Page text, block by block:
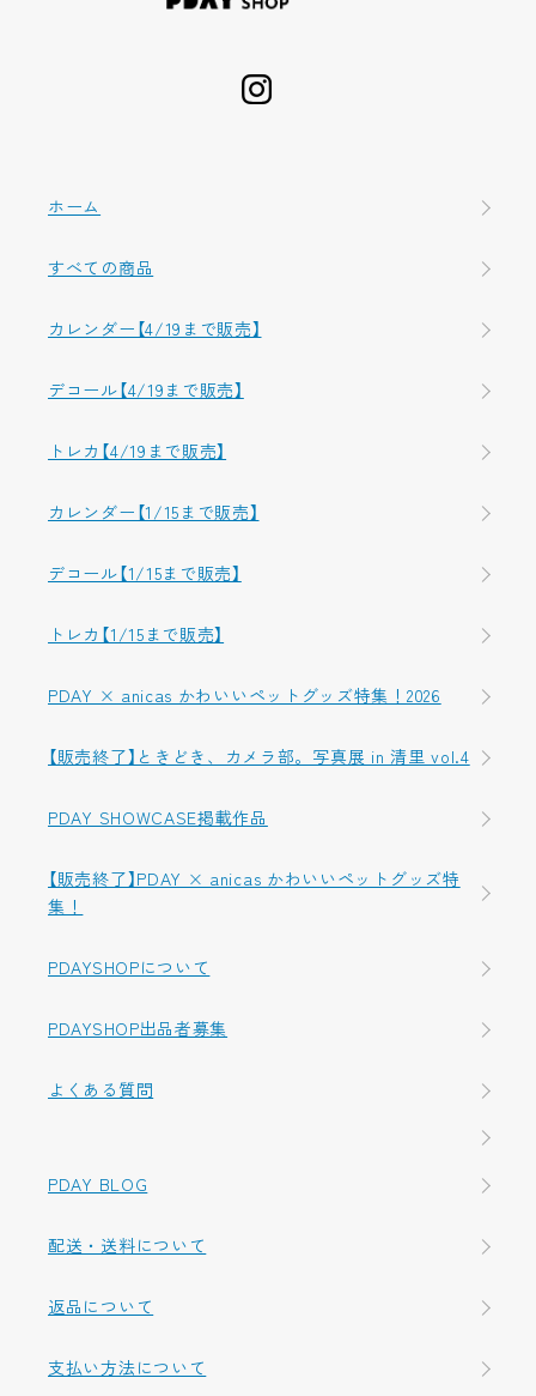
ホーム
すべての商品
カレンダー【4/19まで販売】
デコール【4/19まで販売】
トレカ【4/19まで販売】
カレンダー【1/15まで販売】
デコール【1/15まで販売】
トレカ【1/15まで販売】
PDAY × anicas かわいいペットグッズ特集！2026
【販売終了】ときどき、カメラ部。写真展 in 清里 vol.4
PDAY SHOWCASE掲載作品
【販売終了】PDAY × anicas かわいいペットグッズ特
集！
PDAYSHOPについて
PDAYSHOP出品者募集
よくある質問
PDAY BLOG
配送・送料について
返品について
支払い方法について